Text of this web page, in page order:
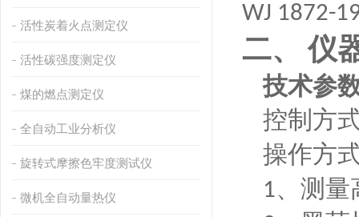
活性炭着火点测定仪
活性碳强度测定仪
煤的燃点测定仪
全自动工业分析仪
旋转式摩擦色牢度测试仪
微机全自动量热仪
WJ 1872-
二、仪
技术参
控制方
操作方
1、 测量